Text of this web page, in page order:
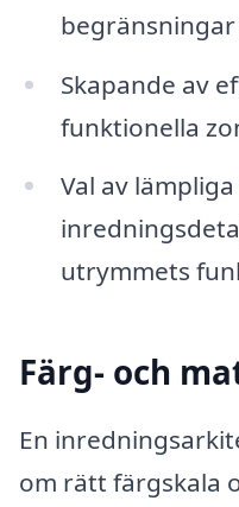
Skapande av
funktionella
Val av
utrymmets
Färg- och
En
om rätt färgskala